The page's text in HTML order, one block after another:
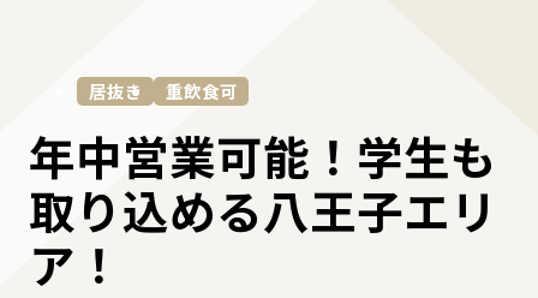
居抜き 重飲食可
年中営業可能！学生も
取り込める八王子エリ
ア！